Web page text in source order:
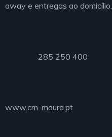
away e entregas ao domicílio.
285 250 400
www.cm-moura.pt